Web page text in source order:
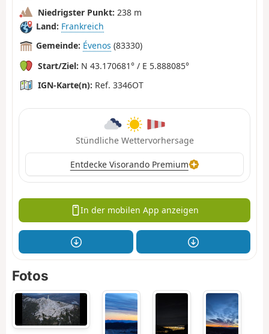
Niedrigster Punkt: 238 m
Land: Frankreich
Gemeinde: Évenos (83330)
Start/Ziel: N 43.170681° / E 5.888085°
IGN-Karte(n): Ref. 3346OT
Stündliche Wettervorhersage
Entdecke Visorando Premium
In der mobilen App anzeigen
Fotos